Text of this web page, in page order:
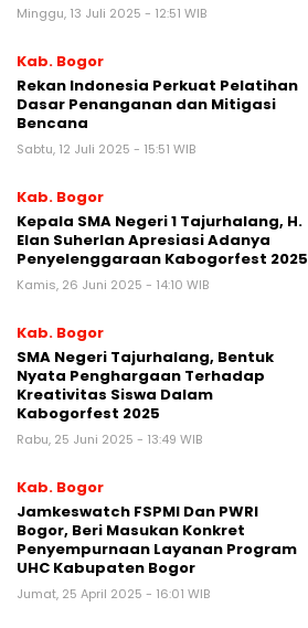
Minggu, 13 Juli 2025 - 12:51 WIB
Kab. Bogor
Rekan Indonesia Perkuat Pelatihan
Dasar Penanganan dan Mitigasi
Bencana
Sabtu, 12 Juli 2025 - 15:51 WIB
Kab. Bogor
Kepala SMA Negeri 1 Tajurhalang, H.
Elan Suherlan Apresiasi Adanya
Penyelenggaraan Kabogorfest 2025
Kamis, 26 Juni 2025 - 14:10 WIB
Kab. Bogor
SMA Negeri Tajurhalang, Bentuk
Nyata Penghargaan Terhadap
Kreativitas Siswa Dalam
Kabogorfest 2025
Rabu, 25 Juni 2025 - 13:49 WIB
Kab. Bogor
Jamkeswatch FSPMI Dan PWRI
Bogor, Beri Masukan Konkret
Penyempurnaan Layanan Program
UHC Kabupaten Bogor
Jumat, 25 April 2025 - 16:01 WIB